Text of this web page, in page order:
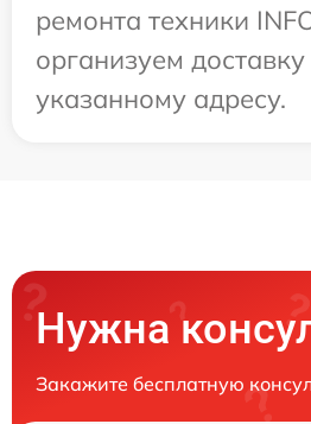
ремонта техники
организуем
указанному адресу.
Нужна
Закажите бесплатную